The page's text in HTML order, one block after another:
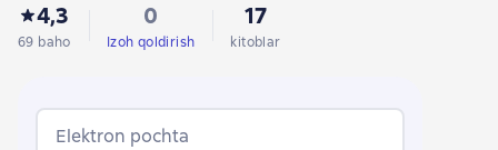
Гастон Леру
Ги де Мопассан
Антуан де Сент-Экзюпери Альфонс Доде
4,3
69 baho
0
Izoh qoldirish
17
kitoblar
Elektron pochta